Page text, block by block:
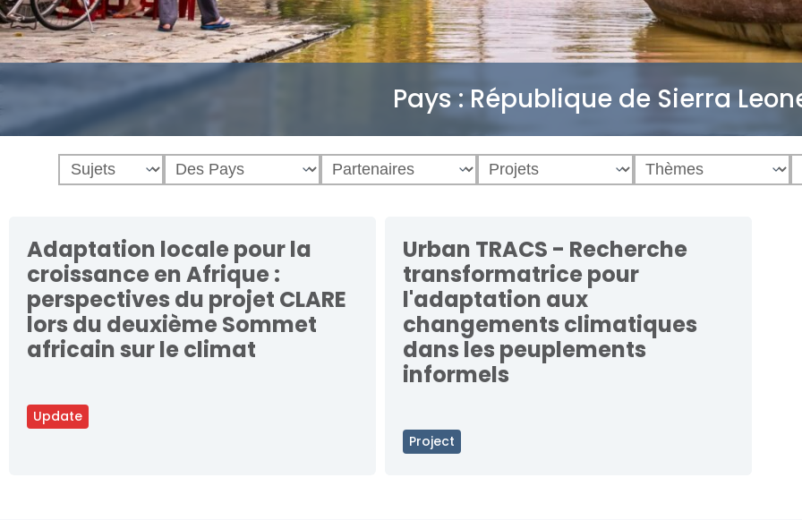
Pays : République de Sierra
Update
Adaptation locale pour la
croissance en Afrique :
perspectives du projet CLARE
lors du deuxième Sommet
africain sur le climat
Project
Urban TRACS - Recherche
transformatrice pour
l'adaptation aux
changements climatiques
dans les peuplements
informels